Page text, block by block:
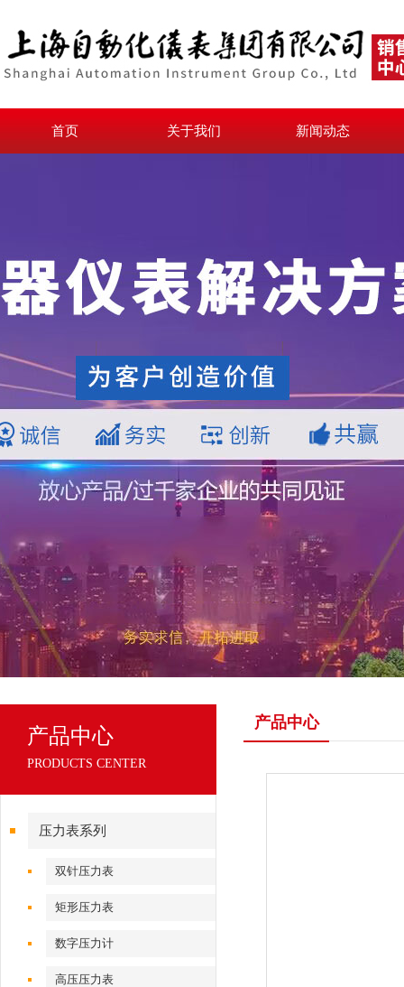
首页 关于我们 新闻动态
产品中心
PRODUCTS CENTER
压力表系列
双针压力表
矩形压力表
数字压力计
高压压力表
产品中心